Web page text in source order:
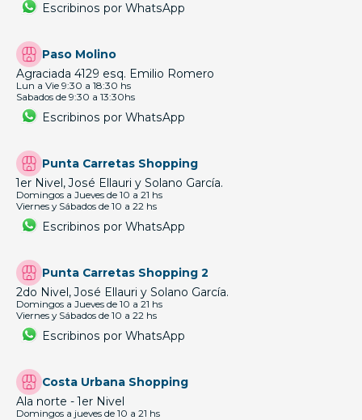
Escribinos por WhatsApp
Paso Molino
Agraciada 4129 esq. Emilio Romero
Lun a Vie 9:30 a 18:30 hs
Sabados de 9:30 a 13:30hs
Escribinos por WhatsApp
Punta Carretas Shopping
1er Nivel, José Ellauri y Solano García.
Domingos a Jueves de 10 a 21 hs
Viernes y Sábados de 10 a 22 hs
Escribinos por WhatsApp
Punta Carretas Shopping 2
2do Nivel, José Ellauri y Solano García.
Domingos a Jueves de 10 a 21 hs
Viernes y Sábados de 10 a 22 hs
Escribinos por WhatsApp
Costa Urbana Shopping
Ala norte - 1er Nivel
Domingos a jueves de 10 a 21 hs